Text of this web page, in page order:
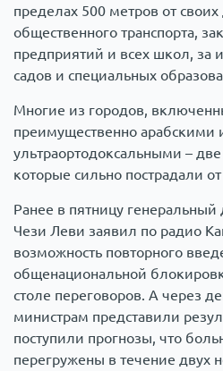
пределах 500 метров от
общественного транспорта,
предприятий и всех школ, за
садов и специальных
Многие из городов,
преимущественно арабскими
ультраортодоксальными –
которые сильно пострадали от
Ранее в пятницу
Чези Леви заявил по радио
возможность повторного
общенациональной
столе переговоров. А через
министрам представили
поступили прогнозы, что
перегружены в течение двух